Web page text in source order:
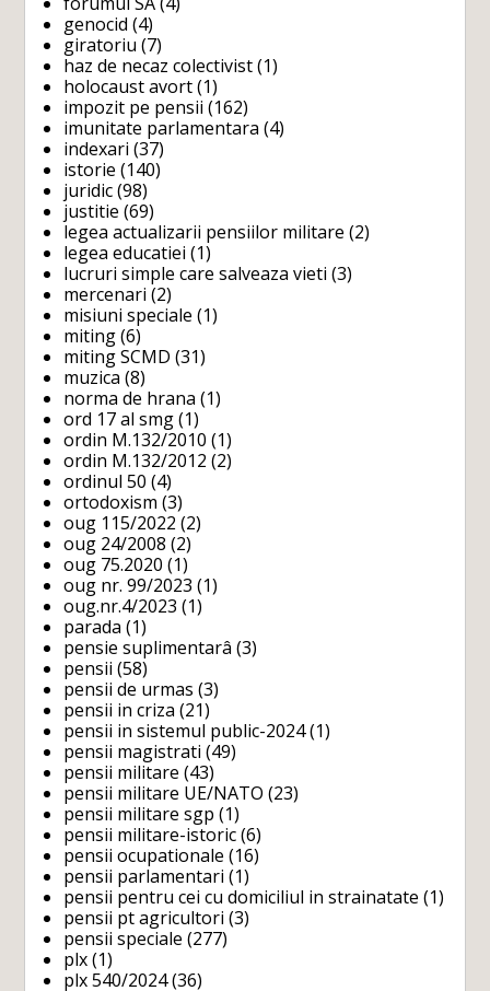
genocid (4)
giratoriu (7)
haz de necaz colectivist (1)
holocaust avort (1)
impozit pe pensii (162)
imunitate parlamentara (4)
indexari (37)
istorie (140)
juridic (98)
justitie (69)
legea actualizarii pensiilor militare (2)
legea educatiei (1)
lucruri simple care salveaza vieti (3)
mercenari (2)
misiuni speciale (1)
miting (6)
miting SCMD (31)
muzica (8)
norma de hrana (1)
ord 17 al smg (1)
ordin M.132/2010 (1)
ordin M.132/2012 (2)
ordinul 50 (4)
ortodoxism (3)
oug 115/2022 (2)
oug 24/2008 (2)
oug 75.2020 (1)
oug nr. 99/2023 (1)
oug.nr.4/2023 (1)
parada (1)
pensie suplimentarâ (3)
pensii (58)
pensii de urmas (3)
pensii in criza (21)
pensii in sistemul public-2024(1)
pensii magistrati (49)
pensii militare (43)
pensii militare UE/NATO (23)
pensii militare sgp (1)
pensii militare-istoric (6)
pensii ocupationale (16)
pensii parlamentari (1)
pensii pentru cei cu domiciliul in strainatate (1)
pensii pt agricultori (3)
pensii speciale (277)
plx (1)
plx 540/2024(36)